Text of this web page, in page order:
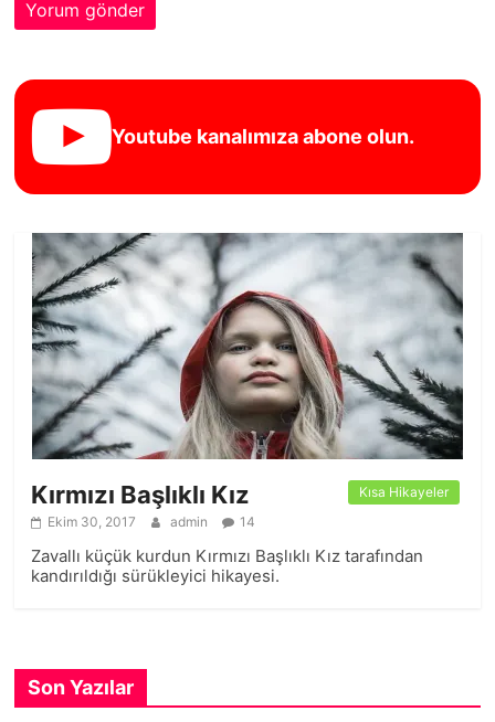
Youtube kanalımıza abone olun.
Kısa Hikayeler
Kırmızı Başlıklı Kız
Ekim 30, 2017 admin 14
Zavallı küçük kurdun Kırmızı Başlıklı Kız tarafından
kandırıldığı sürükleyici hikayesi.
Son Yazılar